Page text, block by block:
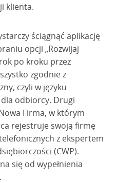
klienta.
ściągnąć aplikację
opcji „Rozwijaj
po kroku przez
zgodnie z
czyli w języku
odbiorcy. Drugi
Firma, w którym
rejestruje swoją firmę
z ekspertem
(CWP).
się od wypełnienia
.